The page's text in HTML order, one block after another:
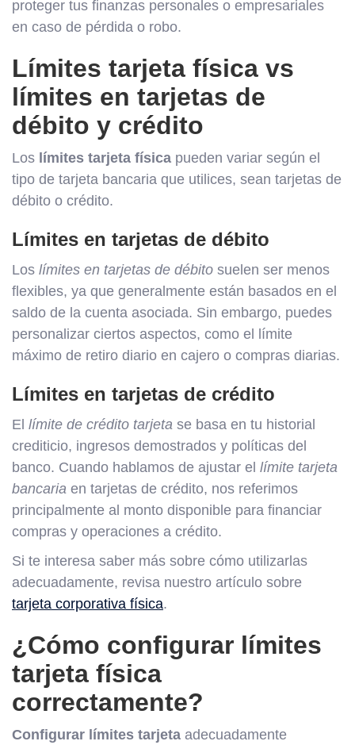
proteger tus finanzas personales o empresariales
en caso de pérdida o robo.
Límites tarjeta física vs
límites en tarjetas de
débito y crédito
Los límites tarjeta física pueden variar según el
tipo de tarjeta bancaria que utilices, sean tarjetas de
débito o crédito.
Límites en tarjetas de débito
Los límites en tarjetas de débito suelen ser menos
flexibles, ya que generalmente están basados en el
saldo de la cuenta asociada. Sin embargo, puedes
personalizar ciertos aspectos, como el límite
máximo de retiro diario en cajero o compras diarias.
Límites en tarjetas de crédito
El límite de crédito tarjeta se basa en tu historial
crediticio, ingresos demostrados y políticas del
banco. Cuando hablamos de ajustar el límite tarjeta
bancaria en tarjetas de crédito, nos referimos
principalmente al monto disponible para financiar
compras y operaciones a crédito.
Si te interesa saber más sobre cómo utilizarlas
adecuadamente, revisa nuestro artículo sobre
tarjeta corporativa física.
¿Cómo configurar límites
tarjeta física
correctamente?
Configurar límites tarjeta adecuadamente